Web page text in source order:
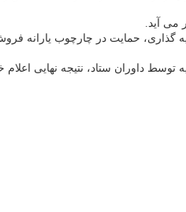
می آید.
گذاری، حمایت در چارچوب یارانه
توسط داوران ستاد، نتیجه نهایی اعلام